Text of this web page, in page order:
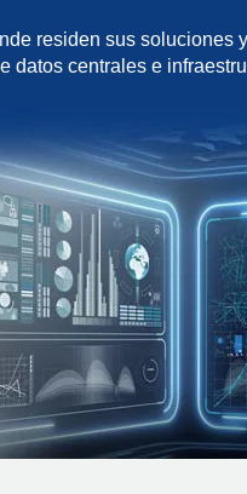
residen sus soluciones
datos centrales e